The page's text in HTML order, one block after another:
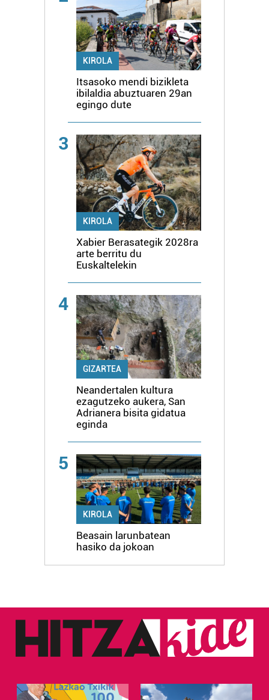
KIROLA
Itsasoko mendi bizikleta
ibilaldia abuztuaren 29an
egingo dute
3
KIROLA
Xabier Berasategik 2028ra
arte berritu du
Euskaltelekin
4
GIZARTEA
Neandertalen kultura
ezagutzeko aukera, San
Adrianera bisita gidatua
eginda
5
KIROLA
Beasain larunbatean
hasiko da jokoan